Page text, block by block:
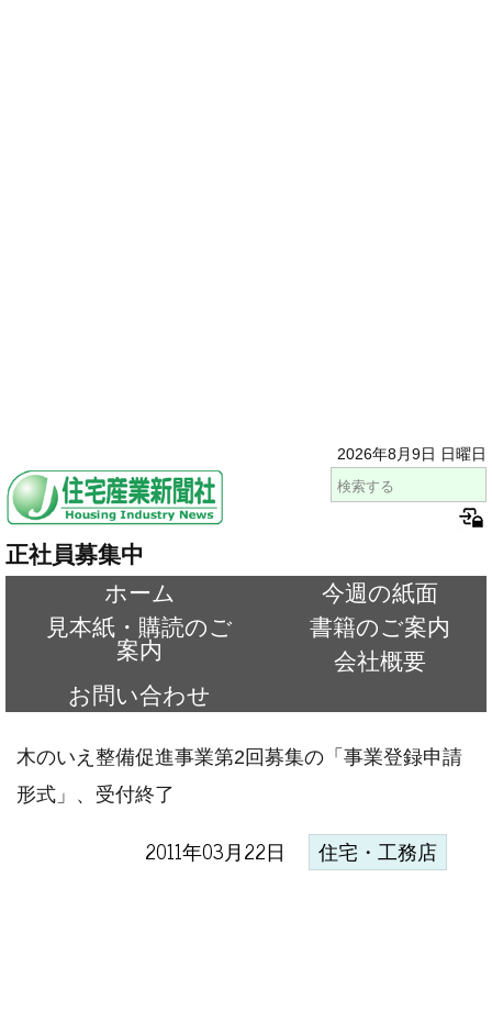
2026年8月9日 日曜日
正社員募集中
ホーム
今週の紙面
見本紙・購読のご
案内
書籍のご案内
会社概要
お問い合わせ
木のいえ整備促進事業第2回募集の「事業登録申請
形式」、受付終了
2011年03月22日 住宅・工務店